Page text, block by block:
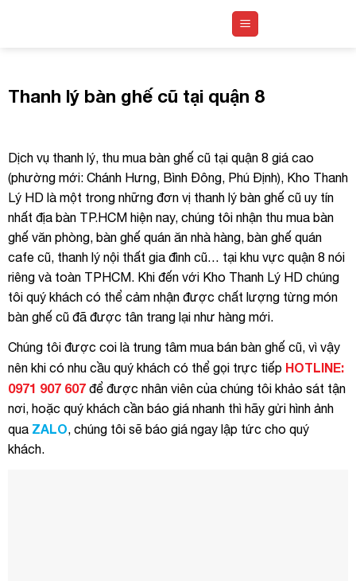
Thanh lý bàn ghế cũ tại quận 8
Dịch vụ thanh lý, thu mua bàn ghế cũ tại quận 8 giá cao
(phường mới: Chánh Hưng, Bình Đông, Phú Định), Kho Thanh
Lý HD là một trong những đơn vị thanh lý bàn ghế cũ uy tín
nhất địa bàn TP.HCM hiện nay, chúng tôi nhận thu mua bàn
ghế văn phòng, bàn ghế quán ăn nhà hàng, bàn ghế quán
cafe cũ, thanh lý nội thất gia đình cũ… tại khu vực quận 8 nói
riêng và toàn TPHCM. Khi đến với Kho Thanh Lý HD chúng
tôi quý khách có thể cảm nhận được chất lượng từng món
bàn ghế cũ đã được tân trang lại như hàng mới.
Chúng tôi được coi là trung tâm mua bán bàn ghế cũ, vì vậy
nên khi có nhu cầu quý khách có thể gọi trực tiếp HOTLINE:
0971 907 607 để được nhân viên của chúng tôi khảo sát tận
nơi, hoặc quý khách cần báo giá nhanh thì hãy gửi hình ảnh
qua ZALO, chúng tôi sẽ báo giá ngay lập tức cho quý
khách.